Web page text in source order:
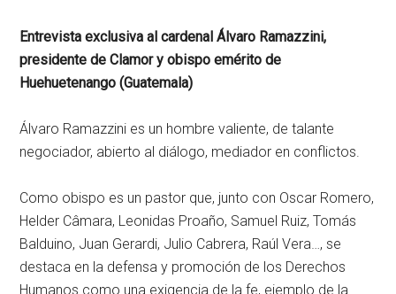
Entrevista exclusiva al cardenal Álvaro Ramazzini,
presidente de Clamor y obispo emérito de
Huehuetenango (Guatemala)
Álvaro Ramazzini es un hombre valiente, de talante
negociador, abierto al diálogo, mediador en conflictos.
Como obispo es un pastor que, junto con Oscar Romero,
Helder Câmara, Leonidas Proaño, Samuel Ruiz, Tomás
Balduino, Juan Gerardi, Julio Cabrera, Raúl Vera…, se
destaca en la defensa y promoción de los Derechos
Humanos como una exigencia de la fe, ejemplo de la